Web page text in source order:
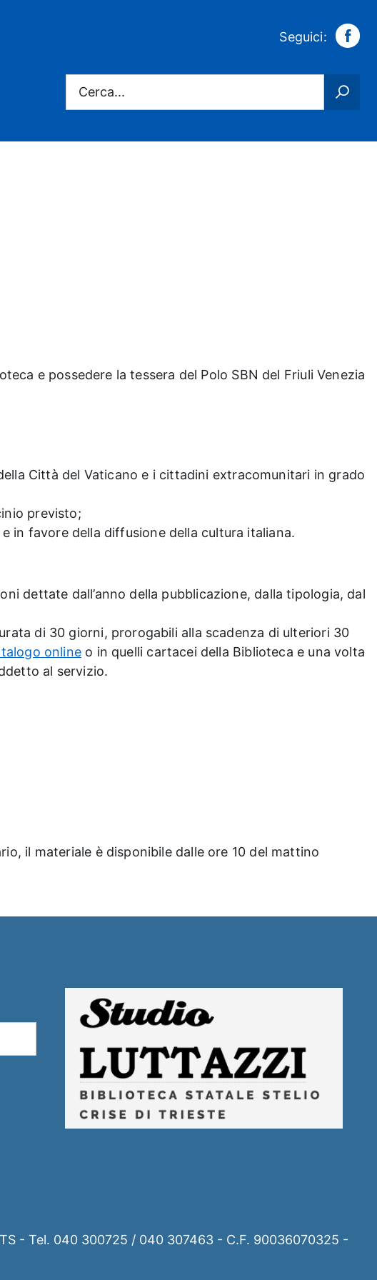
Seguici:
Cerca...
e possedere la tessera del Polo SBN del Friuli Venezia
Città del Vaticano e i cittadini extracomunitari in grado
previsto;
in favore della diffusione della cultura italiana.
dettate dall’anno della pubblicazione, dalla tipologia, dal
di 30 giorni, prorogabili alla scadenza di ulteriori 30
onlineo in quelli cartacei della Biblioteca e una volta
al servizio.
il materiale è disponibile dalle ore 10 del mattino
- Tel. 040 300725 / 040 307463 - C.F. 90036070325 -